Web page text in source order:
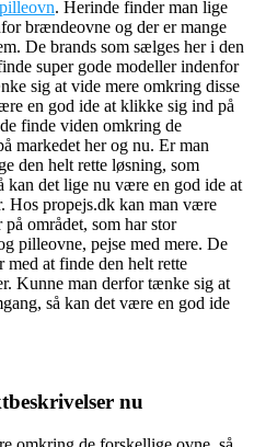
. Herinde finder man lige
brændeovne og der er mange
De brands som sælges her i den
super gode modeller indenfor
sig at vide mere omkring disse
en god ide at klikke sig ind på
finde viden omkring de
markedet her og nu. Er man
den helt rette løsning, som
kan det lige nu være en god ide at
Hos propejs.dk kan man være
området, som har stor
pilleovne, pejse med mere. De
at finde den helt rette
Kunne man derfor tænke sig at
så kan det være en god ide
nu